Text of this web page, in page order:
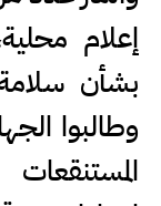
إعلام
بشأن سلامة
وطالبوا